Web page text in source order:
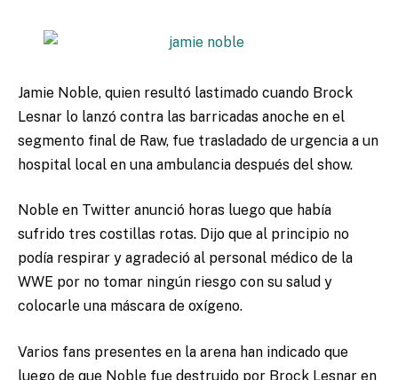
Jamie Noble, quien resultó lastimado cuando Brock
Lesnar lo lanzó contra las barricadas anoche en el
segmento final de Raw, fue trasladado de urgencia a un
hospital local en una ambulancia después del show.
Noble en Twitter anunció horas luego que había
sufrido tres costillas rotas. Dijo que al principio no
podía respirar y agradeció al personal médico de la
WWE por no tomar ningún riesgo con su salud y
colocarle una máscara de oxígeno.
Varios fans presentes en la arena han indicado que
luego de que Noble fue destruido por Brock Lesnar en